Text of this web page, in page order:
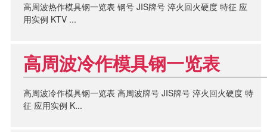
高周波热作模具钢一览表 钢号 JIS牌号 淬火回火硬度 特征 应
用实例 KTV ...
高周波冷作模具钢一览表
高周波冷作模具钢一览表 高周波牌号 JIS牌号 淬火回火硬度 特
征 应用实例 K...